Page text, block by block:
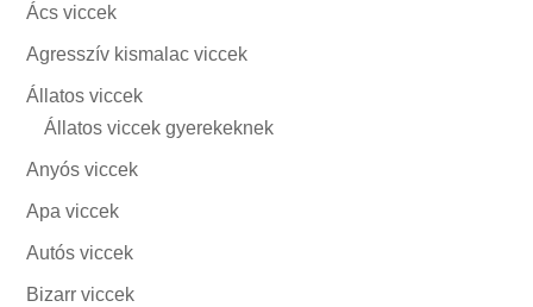
Ács viccek
Agresszív kismalac viccek
Állatos viccek
Állatos viccek gyerekeknek
Anyós viccek
Apa viccek
Autós viccek
Bizarr viccek